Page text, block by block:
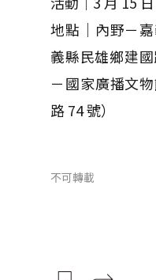
地點｜內野－
義縣民雄鄉建
－國家廣播文
路 74 號）
不可轉載